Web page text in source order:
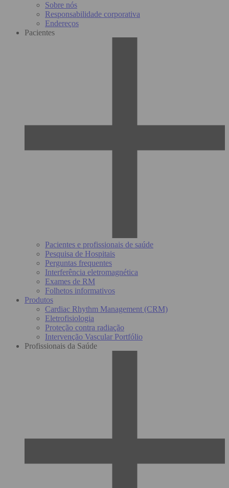
Sobre nós
Responsabilidade corporativa
Endereços
Pacientes
Pacientes e profissionais de saúde
Pesquisa de Hospitais
Perguntas frequentes
Interferência eletromagnética
Exames de RM
Folhetos informativos
Produtos
Cardiac Rhythm Management (CRM)
Eletrofisiologia
Proteção contra radiação
Intervenção Vascular Portfólio
Profissionais da Saúde